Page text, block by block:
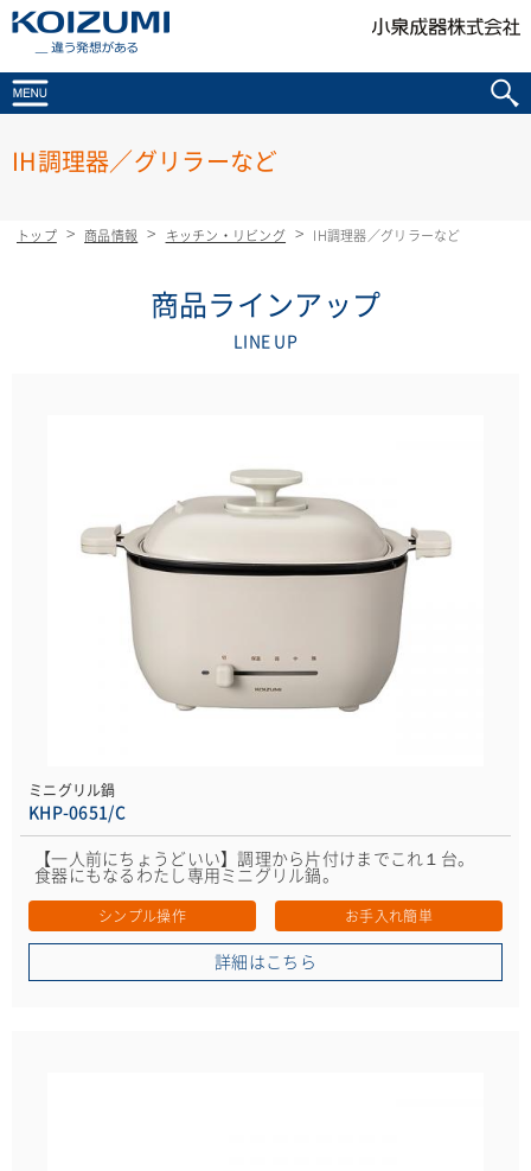
IH調理器／グリラーなど
トップ 商品情報 キッチン・リビング IH調理器／グリラーなど
商品ラインアップ
LINE UP
ミニグリル鍋
KHP-0651/C
【一人前にちょうどいい】調理から片付けまでこれ１台。
食器にもなるわたし専用ミニグリル鍋。
シンプル操作 お手入れ簡単
詳細はこちら